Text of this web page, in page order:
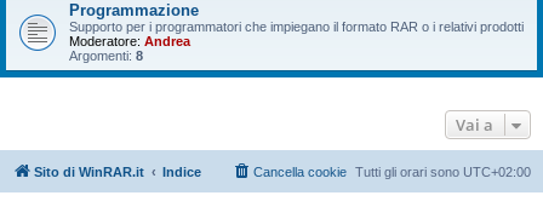
Programmazione
Supporto per i programmatori che impiegano il formato RAR o i relativi prodotti
Moderatore: Andrea
Argomenti: 8
Vai a
Sito di WinRAR.it Indice Tutti gli orari sono UTC+02:00
Cancella cookie